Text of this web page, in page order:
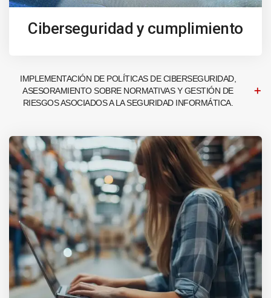
Ciberseguridad y cumplimiento
IMPLEMENTACIÓN DE POLÍTICAS DE CIBERSEGURIDAD,
ASESORAMIENTO SOBRE NORMATIVAS Y GESTIÓN DE
RIESGOS ASOCIADOS A LA SEGURIDAD INFORMÁTICA.